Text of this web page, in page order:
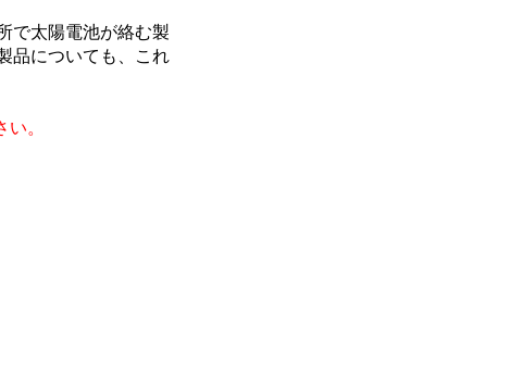
で太陽電池が絡む製
品についても、これ
。